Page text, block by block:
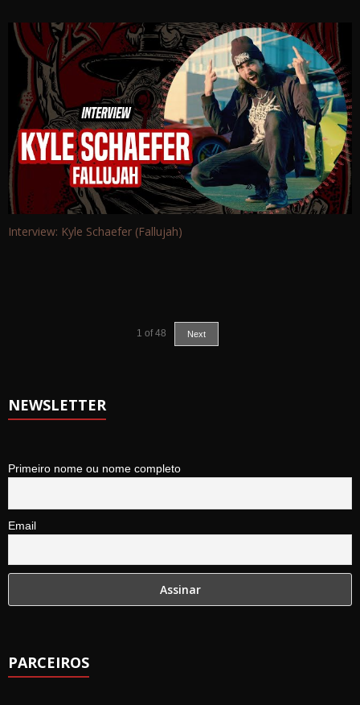
Interview: Kyle Schaefer (Fallujah)
1 of 48 Next
NEWSLETTER
Primeiro nome ou nome completo
Email
PARCEIROS